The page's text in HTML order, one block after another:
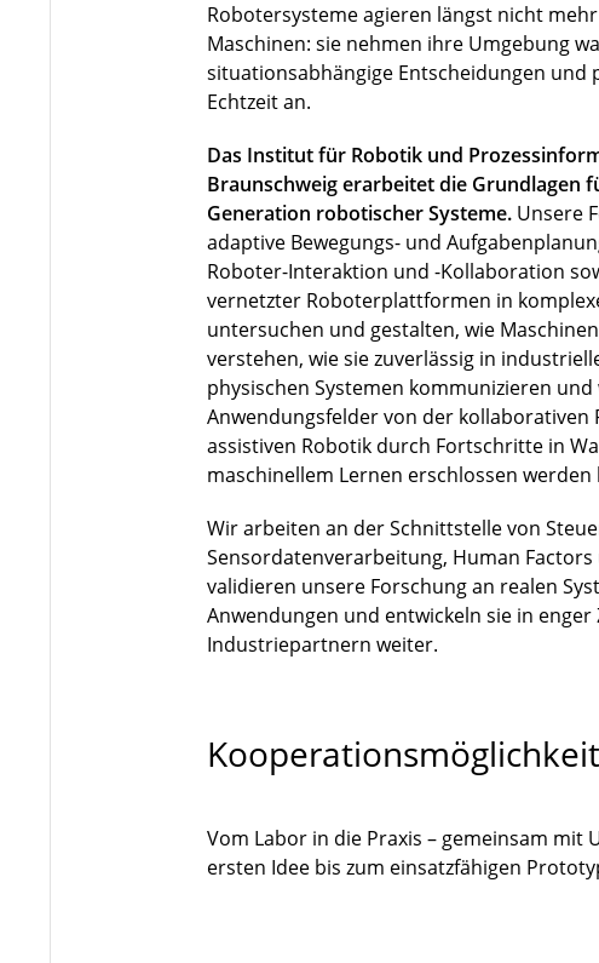
Robotersysteme agieren längst nicht
Maschinen: sie nehmen ihre Umgebung
situationsabhängige Entscheidungen und
Echtzeit an.
Das Institut für Robotik und
Braunschweig erarbeitet die Grundlagen
Generation robotischer Systeme.Unsere
adaptive Bewegungs- und
Roboter-Interaktion und -Kollaboration
vernetzter Roboterplattformen in
untersuchen und gestalten, wie
verstehen, wie sie zuverlässig in
physischen Systemen kommunizieren und
Anwendungsfelder von der kollaborativen
assistiven Robotik durch Fortschritte in
maschinellem Lernen erschlossen werden
Wir arbeiten an der Schnittstelle von
Sensordatenverarbeitung, Human Factors
validieren unsere Forschung an realen
Anwendungen und entwickeln sie in
Industriepartnern weiter.
Vom Labor in die Praxis – gemeinsam
ersten Idee bis zum einsatzfähigen